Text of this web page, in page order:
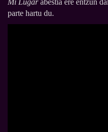
Mi Lugarabestia ere entzun
parte hartu du.